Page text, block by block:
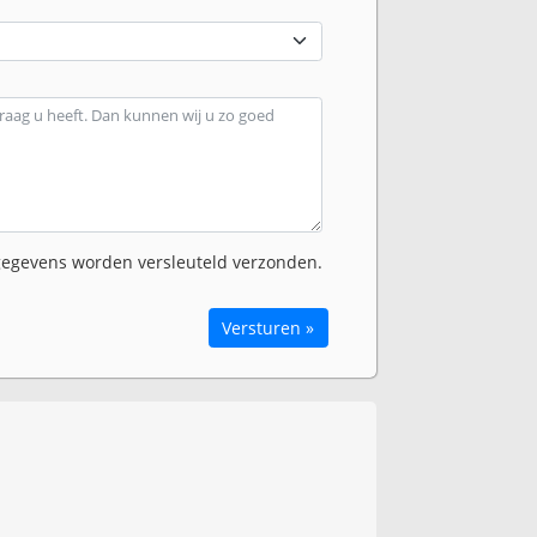
worden versleuteld verzonden.
Versturen »